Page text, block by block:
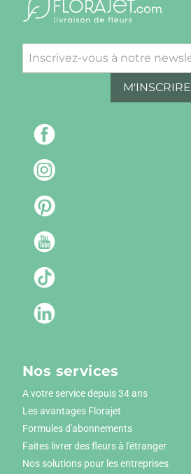
M'INSCRIRE
Nos services
A votre service depuis 34 ans
Les avantages Florajet
Formules d'abonnements
Faites livrer des fleurs à l'étranger
Nos solutions pour les entreprises